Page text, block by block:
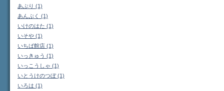
あぶり (1)
あんぷく (1)
いけのはた (1)
いそや (1)
いちば館店 (1)
いっきゅう (1)
いっこうしゃ (1)
いとうけのつぼ (1)
いろは (1)